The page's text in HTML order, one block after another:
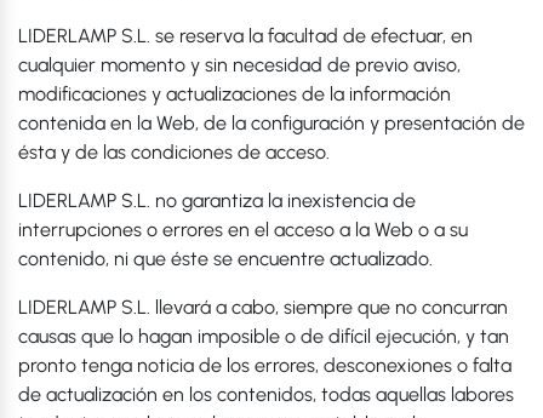
LIDERLAMP S.L. se reserva la facultad de efectuar, en
cualquier momento y sin necesidad de previo aviso,
modificaciones y actualizaciones de la información
contenida en la Web, de la configuración y presentación de
ésta y de las condiciones de acceso.
LIDERLAMP S.L. no garantiza la inexistencia de
interrupciones o errores en el acceso a la Web o a su
contenido, ni que éste se encuentre actualizado.
LIDERLAMP S.L. llevará a cabo, siempre que no concurran
causas que lo hagan imposible o de difícil ejecución, y tan
pronto tenga noticia de los errores, desconexiones o falta
de actualización en los contenidos, todas aquellas labores